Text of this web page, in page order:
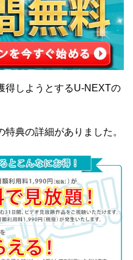
得しようとするU-NEXTの
典の詳細がありました。